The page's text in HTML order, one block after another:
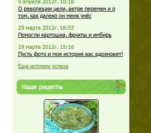
О революции цели, ветре перемен и о
том, как далеко он меня унёс
29 марта 2012г. 16:53
Помогли картошка, фрукты и имбирь
19 марта 2012г. 15:16
Пусть фото и моя история вас вдохновят!
Еще истории успеха
Наши рецепты